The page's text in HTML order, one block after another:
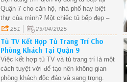
Quận 7 cho căn hộ, nhà phố hay biệt
thự của mình? Một chiếc tủ bếp đẹp –
bền – hợp gu không chỉ giúp căn bếp
thêm sang trọng, mà còn mang đến trải
nghiệm nấu nướng tuyệt vời cho cả gia
đình. Hãy cùng khám phá giải pháp thi
công tủ bếp gỗ công nghiệp hiện đại
ngay dưới đây!
251 23/04/2025
Tủ TV Kết Hợp Tủ Trang Trí Cho
Phòng Khách Tại Quận 9
Việc kết hợp tủ TV và tủ trang trí là một
cách tuyệt vời để tạo nên không gian
phòng khách độc đáo và sang trọng.